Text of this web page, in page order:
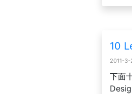
10
2011-3-
下面